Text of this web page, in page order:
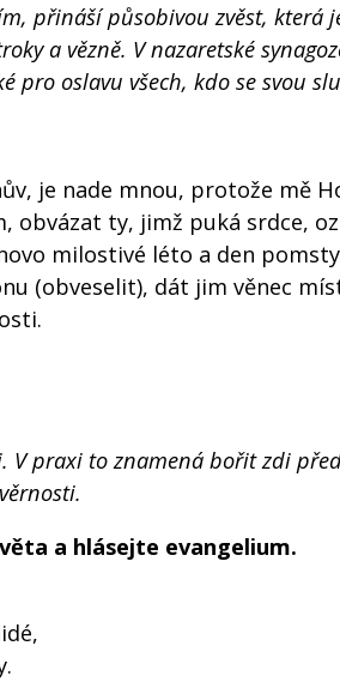
přináší působivou zvěst, která
a vězně. V nazaretské
pro oslavu všech, kdo se svou
je nade mnou, protože mě
obvázat ty, jimž puká srdce,
milostivé léto a den
(obveselit), dát jim věnec
V praxi to znamená bořit zdi
a hlásejte evangelium.